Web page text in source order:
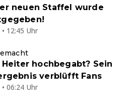
neuen Staffel wurde
12:45 Uhr
hochbegabt? Sein
verblüfft Fans
06:24 Uhr